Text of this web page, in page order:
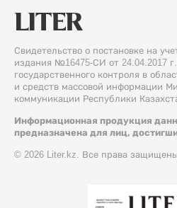
Свидетельство о постановке на
издания №16475-СИ от 24.04.2017
государственного контроля в
и средств массовой информации
коммуникации Республики
Информационная продукция
предназначена для лиц,
© 2026 Liter.kz. Все права защищены.